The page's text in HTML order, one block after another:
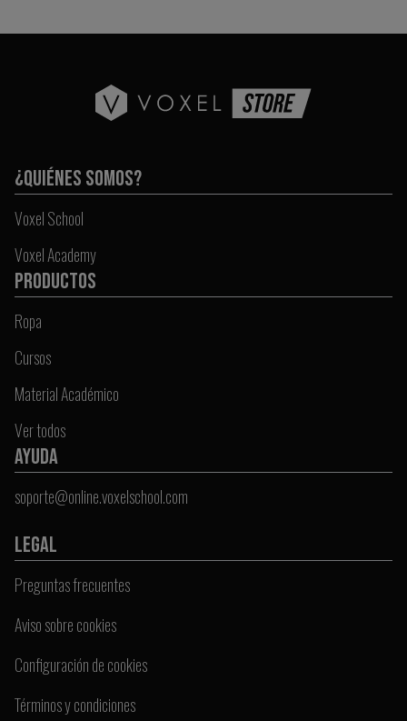
¿QUIÉNES SOMOS?
Voxel School
Voxel Academy
PRODUCTOS
Ropa
Cursos
Material Académico
Ver todos
AYUDA
soporte@online.voxelschool.com
LEGAL
Preguntas frecuentes
Aviso sobre cookies
Configuración de cookies
Términos y condiciones